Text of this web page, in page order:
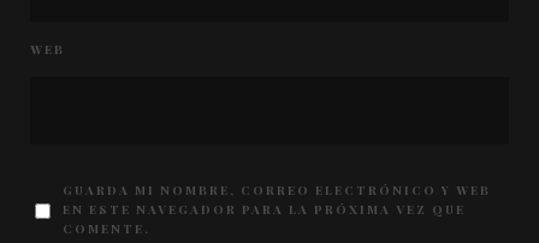
WEB
GUARDA MI NOMBRE, CORREO ELECTRÓNICO Y WEB
EN ESTE NAVEGADOR PARA LA PRÓXIMA VEZ QUE
COMENTE.